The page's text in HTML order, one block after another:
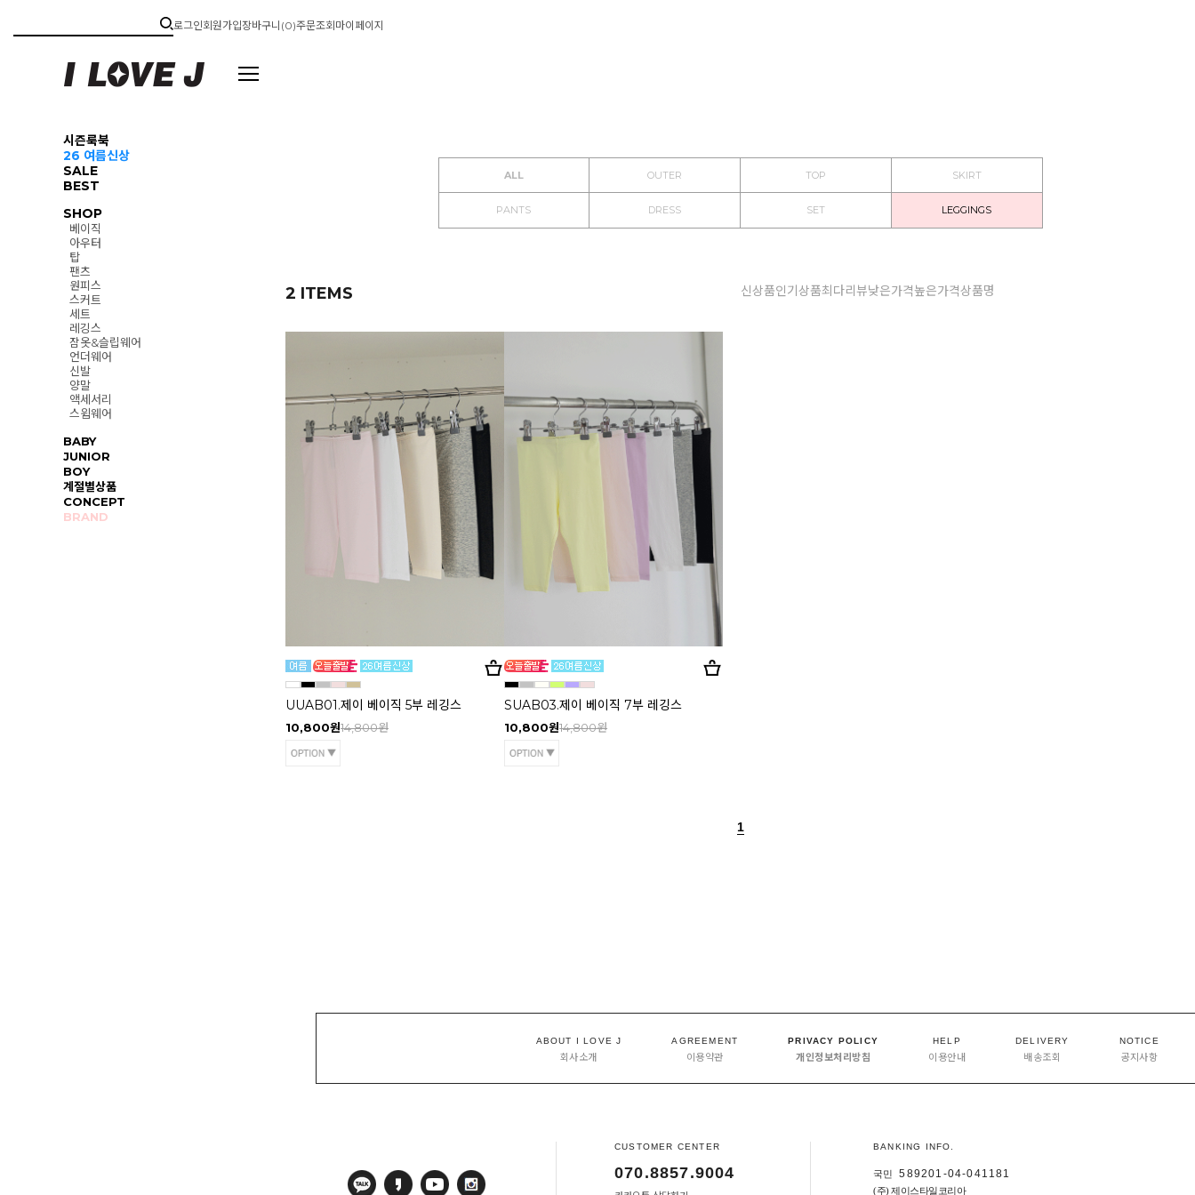
로그인회원가입장바구니(0)주문조회마이페이지
시즌룩북
26 여름신상
SALE
BEST
SHOP
베이직
아우터
탑
팬츠
원피스
스커트
세트
레깅스
잠옷&슬립웨어
언더웨어
신발
양말
액세서리
스윔웨어
BABY
JUNIOR
BOY
계절별상품
CONCEPT
BRAND
ALL OUTER TOP SKIRT
PANTS DRESS SET LEGGINGS
2 ITEMS 신상품인기상품최다리뷰낮은가격높은가격상품명
UUAB01.제이 베이직 5부 레깅스
10,800원14,800원
SUAB03.제이 베이직 7부 레깅스
10,800원14,800원
1
ABOUT I LOVE J
회사소개
AGREEMENT
이용약관
PRIVACY POLICY
개인정보처리방침
HELP
이용안내
DELIVERY
배송조회
NOTICE
공지사항
CUSTOMER CENTER
070.8857.9004
BANKING INFO.
국민 589201-04-041181
(주) 제이스타일코리아